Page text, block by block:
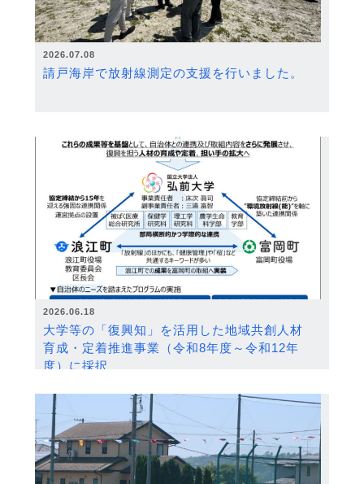
2026.07.08
請戸海岸で放射線測定の支援を行いました。
2026.06.18
大学等の「復興知」を活用した地域共創人材
育成・定着推進事業（令和8年度～令和12年
度）に採択